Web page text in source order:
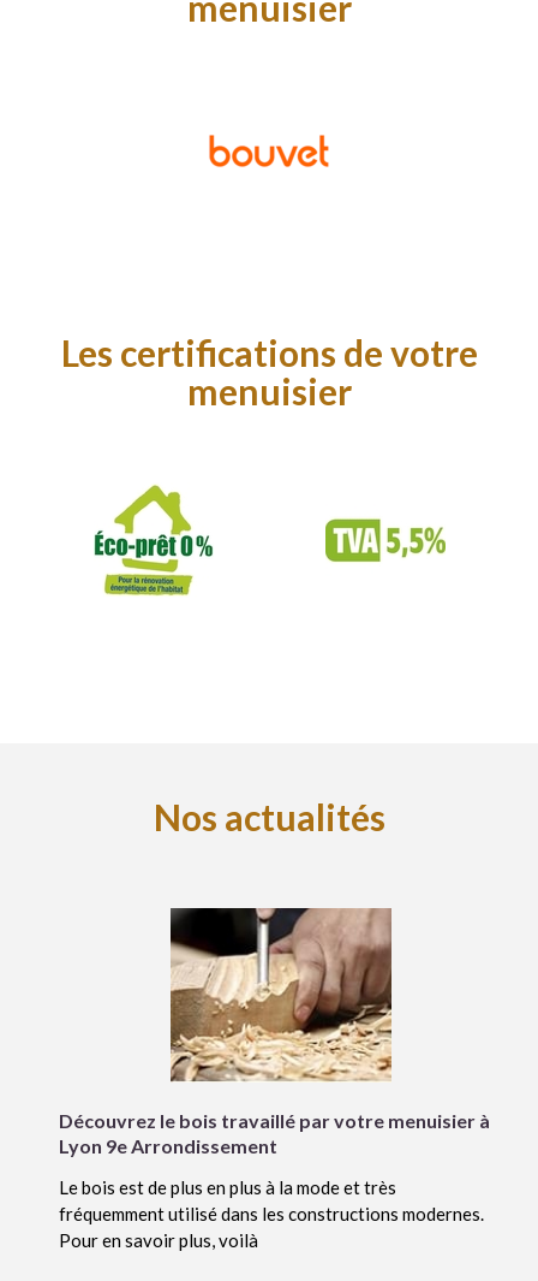
Les certifications de votre
menuisier
Nos actualités
Découvrez le bois travaillé par votre menuisier à
Lyon 9e Arrondissement
Le bois est de plus en plus à la mode et très
fréquemment utilisé dans les constructions modernes.
Pour en savoir plus, voilà